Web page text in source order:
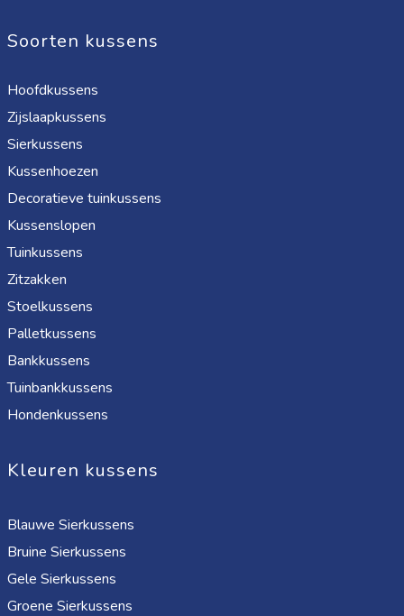
Soorten kussens
Hoofdkussens
Zijslaapkussens
Sierkussens
Kussenhoezen
Decoratieve tuinkussens
Kussenslopen
Tuinkussens
Zitzakken
Stoelkussens
Palletkussens
Bankkussens
Tuinbankkussens
Hondenkussens
Kleuren kussens
Blauwe Sierkussens
Bruine Sierkussens
Gele Sierkussens
Groene Sierkussens